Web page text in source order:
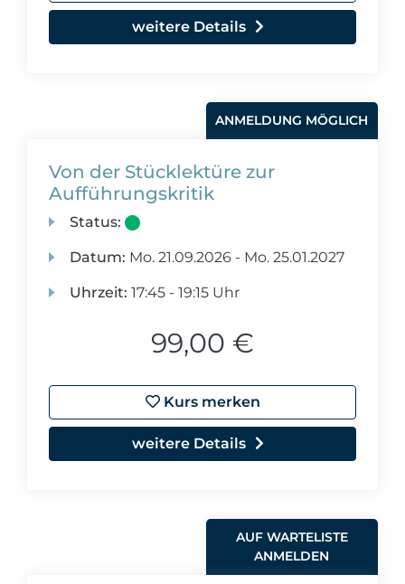
weitere Details
ANMELDUNG MÖGLICH
Von der Stücklektüre zur
Aufführungskritik
Status:
Datum: Mo. 21.09.2026 - Mo. 25.01.2027
Uhrzeit: 17:45 - 19:15 Uhr
99,00 €
Kurs merken
weitere Details
AUF WARTELISTE
ANMELDEN